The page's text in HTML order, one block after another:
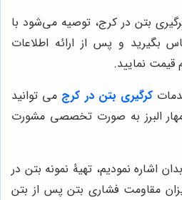
بتن در کرج، توصیه می‌شود با
بگیرید و پس از ارائه اطلاعات
قیمت نمایید.
کرگیری بتن در کرج می توانید
البرز به صورت تخصصی مشورت
اشاره نمودیم، تهیۀ نمونه بتن در
مقاومت فشاری بتن پس از بتن